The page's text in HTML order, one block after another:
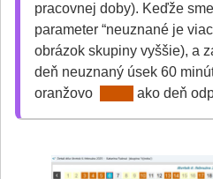
pracovnej doby). Keďže
parameter “neuznané je
obrázok skupiny vyššie), a
deň neuznaný úsek 60
oranžovo
ako deň